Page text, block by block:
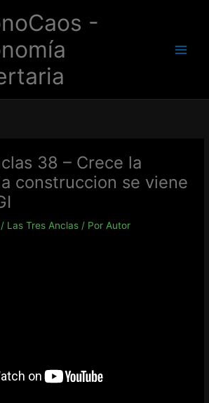
-
38 – Crece la
construccion se viene
/ Las Tres Anclas / Por Autor